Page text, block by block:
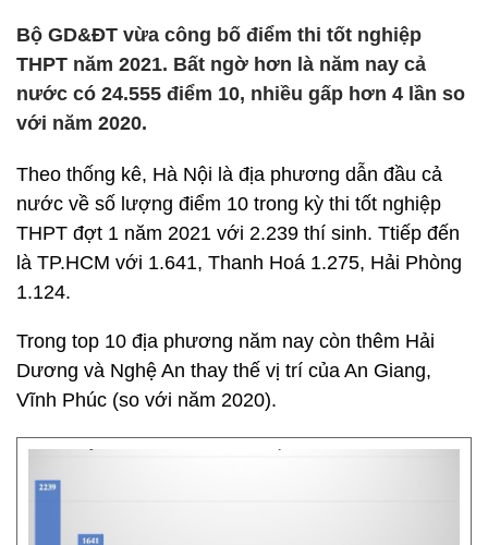
Bộ GD&ĐT vừa công bố điểm thi tốt nghiệp
THPT năm 2021. Bất ngờ hơn là năm nay cả
nước có 24.555 điểm 10, nhiều gấp hơn 4 lần so
với năm 2020.
Theo thống kê, Hà Nội là địa phương dẫn đầu cả
nước về số lượng điểm 10 trong kỳ thi tốt nghiệp
THPT đợt 1 năm 2021 với 2.239 thí sinh. Ttiếp đến
là TP.HCM với 1.641, Thanh Hoá 1.275, Hải Phòng
1.124.
Trong top 10 địa phương năm nay còn thêm Hải
Dương và Nghệ An thay thế vị trí của An Giang,
Vĩnh Phúc (so với năm 2020).